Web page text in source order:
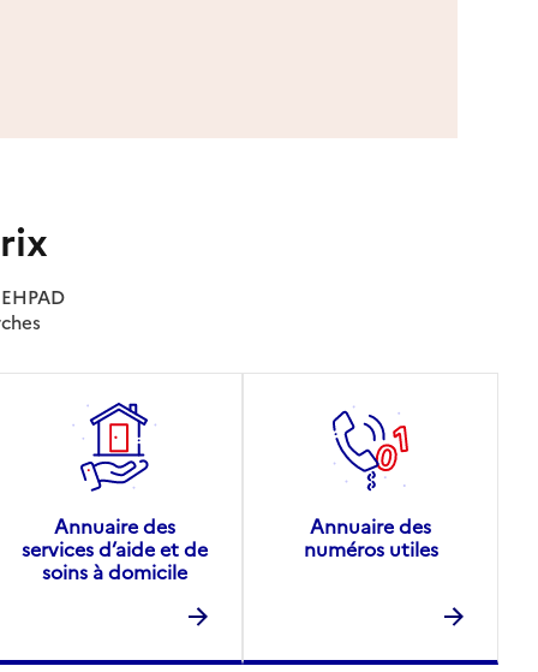
Annuaire des
services d’aide et de
soins à domicile
Annuaire des
numéros utiles